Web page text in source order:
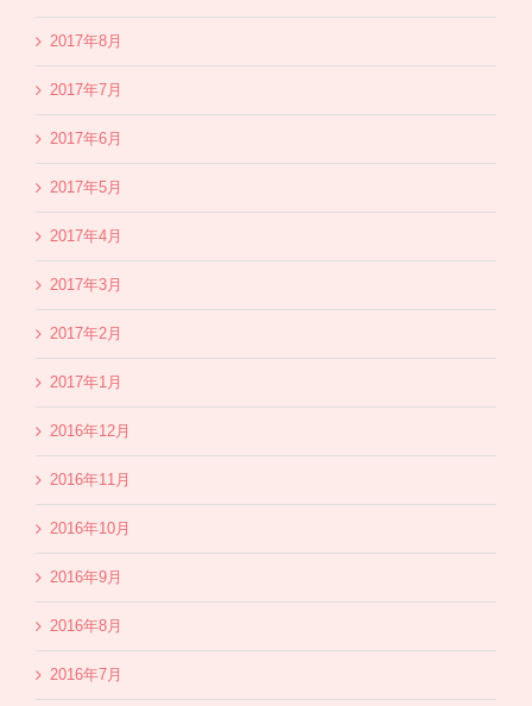
2017年8月
2017年7月
2017年6月
2017年5月
2017年4月
2017年3月
2017年2月
2017年1月
2016年12月
2016年11月
2016年10月
2016年9月
2016年8月
2016年7月